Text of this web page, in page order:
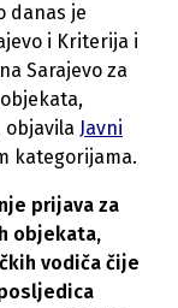
danas je
i Kriterija i
Sarajevo za
objavila Javni
kategorijama.
prijava za
objekata,
vodiča čije